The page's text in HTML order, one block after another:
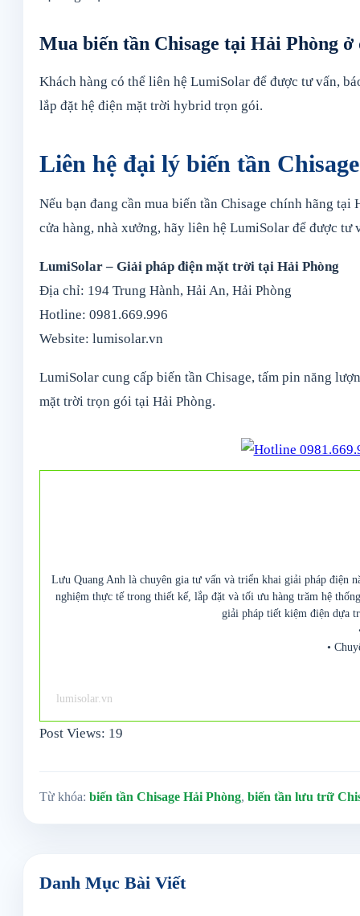
Mua biến tần Chisage tại Hải Phòng ở
Khách hàng có thể liên hệ LumiSolar để được tư vấn,
lắp đặt hệ điện mặt trời hybrid trọn gói.
Liên hệ đại lý biến tần
Nếu bạn đang cần mua biến tần Chisage chính hãng
cửa hàng, nhà xưởng, hãy liên hệ LumiSolar để được tư
LumiSolar – Giải pháp điện mặt trời tại Hải Phòng
Địa chỉ: 194 Trung Hành, Hải An, Hải Phòng
Hotline: 0981.669.996
Website: lumisolar.vn
LumiSolar cung cấp biến tần Chisage, tấm pin năng
mặt trời trọn gói tại Hải Phòng.
Lưu Quang Anh là chuyên gia tư vấn và triển khai giải pháp điện
nghiệm thực tế trong thiết kế, lắp đặt và tối ưu hàng trăm hệ
giải pháp tiết kiệm điện dựa
•
lumisolar.vn
Post Views: 19
Từ khóa: biến tần Chisage Hải Phòng, biến tần lưu trữ
Danh Mục Bài Viết